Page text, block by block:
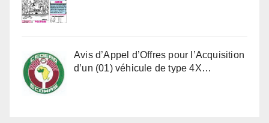
Avis d’Appel d’Offres pour l’Acquisition
d’un (01) véhicule de type 4X…